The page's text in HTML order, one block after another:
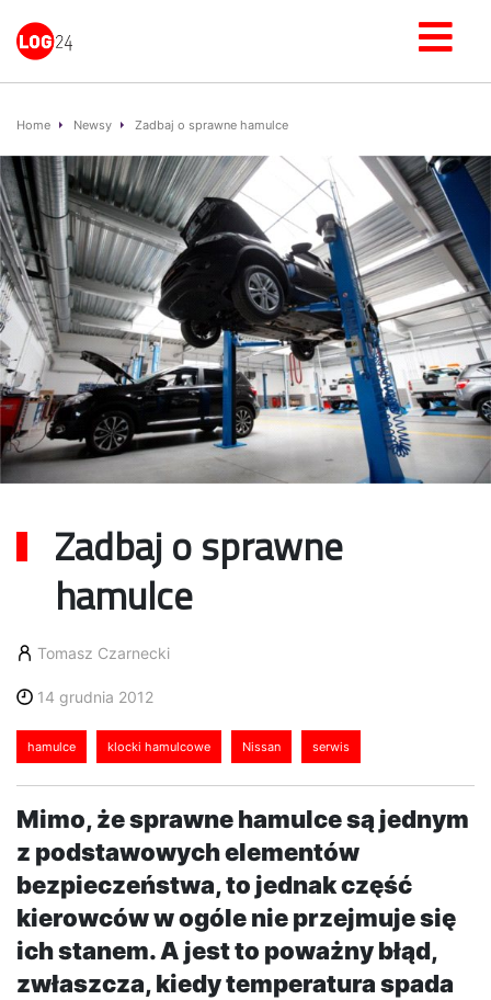
Home Newsy Zadbaj o sprawne hamulce
Zadbaj o sprawne
hamulce
Tomasz Czarnecki
14 grudnia 2012
hamulce klocki hamulcowe Nissan serwis
Mimo, że sprawne hamulce są jednym
z podstawowych elementów
bezpieczeństwa, to jednak część
kierowców w ogóle nie przejmuje się
ich stanem. A jest to poważny błąd,
zwłaszcza, kiedy temperatura spada